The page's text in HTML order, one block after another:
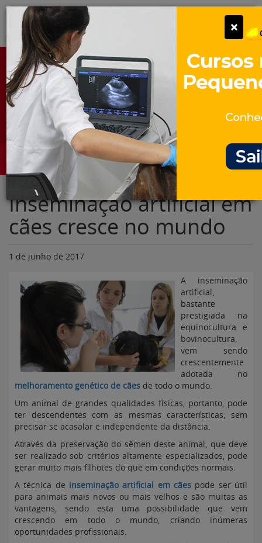
Pular
para
conteúdo
Portal para Profissionais Veterinários
Assine Gratuitamente
Categorias
Inseminação artificial em
cães cresce no mundo
1 de junho de 2017
A inseminação
artificial,
bastante
prestigiada na
equinocultura e
bovinocultura,
vem sendo
crescentemente
adotada no
melhoramento genético de cães de todo o mundo.
Um animal de grandes qualidades físicas, portanto, pode
ter descendentes com as mesmas características, sem
precisar se acasalar e independente da distância.
Através da preservação do sêmen deste animal, que deve
ser realizado sob critérios altamente especializados, pode
gerar muito mais filhotes do que em condições normais.
A técnica de inseminação artificial em cães pode ser útil
para animais mais novos ou mais velhos e são muitas as
vantagens, sendo esta uma possibilidade que vem
crescendo em todo o mundo, criando inúmeras
oportunidades profissionais.
×